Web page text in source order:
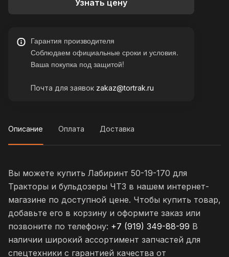
Узнать цену
Гарантия производителя
Соблюдаем официальные сроки и условия.
Ваша покупка под защитой!
Почта для заявок zakaz@tortrak.ru
Описание Оплата Доставка
Вы можете купить Лабиринт 50-19-170 для
Тракторы и бульдозеры ЧТЗ в нашем интернет-
магазине по доступной цене. Чтобы купить товар,
добавьте его в корзину и оформите заказ или
позвоните по телефону: +7 (919) 349-88-99 В
наличии широкий ассортимент запчастей для
спецтехники с гарантией качества от